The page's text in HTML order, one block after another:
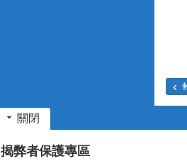
關閉
揭弊者保護專區